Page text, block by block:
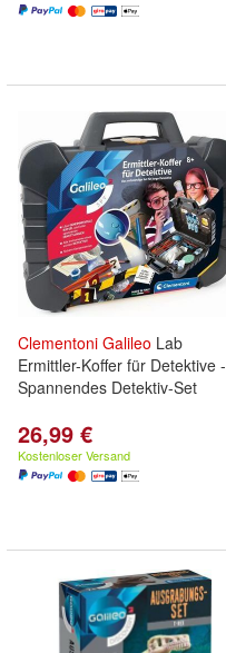
Clementoni Galileo Lab
Ermittler-Koffer für Detektive -
Spannendes Detektiv-Set
26,99 €
Kostenloser Versand